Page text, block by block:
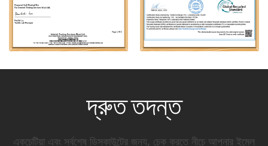
দ্রুত তদন্ত
একচেটিয়া এবং সর্বশেষ ডিসকাউন্টের জন্য, চেক করতে নীচে আপনার ইমেল